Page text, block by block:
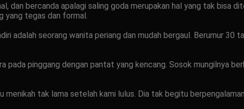
dan bercanda apalagi saling goda merupakan hal yang tak bisa
yang tegas dan formal.
adalah seorang wanita periang dan mudah bergaul. Berumur 30
pinggang dengan pantat yang kencang. Sosok mungilnya
tak lama setelah kami lulus. Dia tak begitu